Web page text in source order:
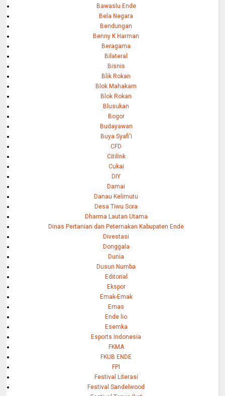
Bawaslu Ende
Bela Negara
Bendungan
Benny K Harman
Beragama
Bilateral
Bisnis
Blik Rokan
Blok Mahakam
Blok Rokan
Blusukan
Bogor
Budayawan
Buya Syafi'i
CFD
Citilink
Cukai
DIY
Damai
Danau Kelimutu
Desa Tiwu Sora
Dharma Lautan Utama
Dinas Pertanian dan Peternakan Kabupaten Ende
Divestasi
Donggala
Dunia
Dusun Numba
Editorial
Ekspor
Emak-Emak
Emas
Ende lio
Esemka
Esports Indonesia
FKMA
FKUB ENDE
FPI
Festival Literasi
Festival Sandelwood